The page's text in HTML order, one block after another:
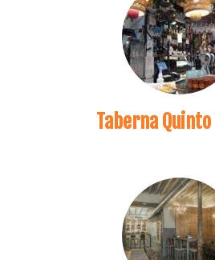
Taberna